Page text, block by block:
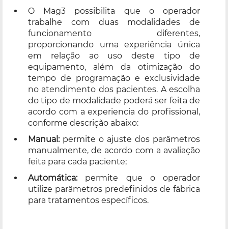
O Mag3 possibilita que o operador
trabalhe com duas modalidades de
funcionamento diferentes,
proporcionando uma experiência única
em relação ao uso deste tipo de
equipamento, além da otimização do
tempo de programação e exclusividade
no atendimento dos pacientes. A escolha
do tipo de modalidade poderá ser feita de
acordo com a experiencia do profissional,
conforme descrição abaixo:
Manual:permite o ajuste dos parâmetros
manualmente, de acordo com a avaliação
feita para cada paciente;
Automática:permite que o operador
utilize parâmetros predefinidos de fábrica
para tratamentos específicos.